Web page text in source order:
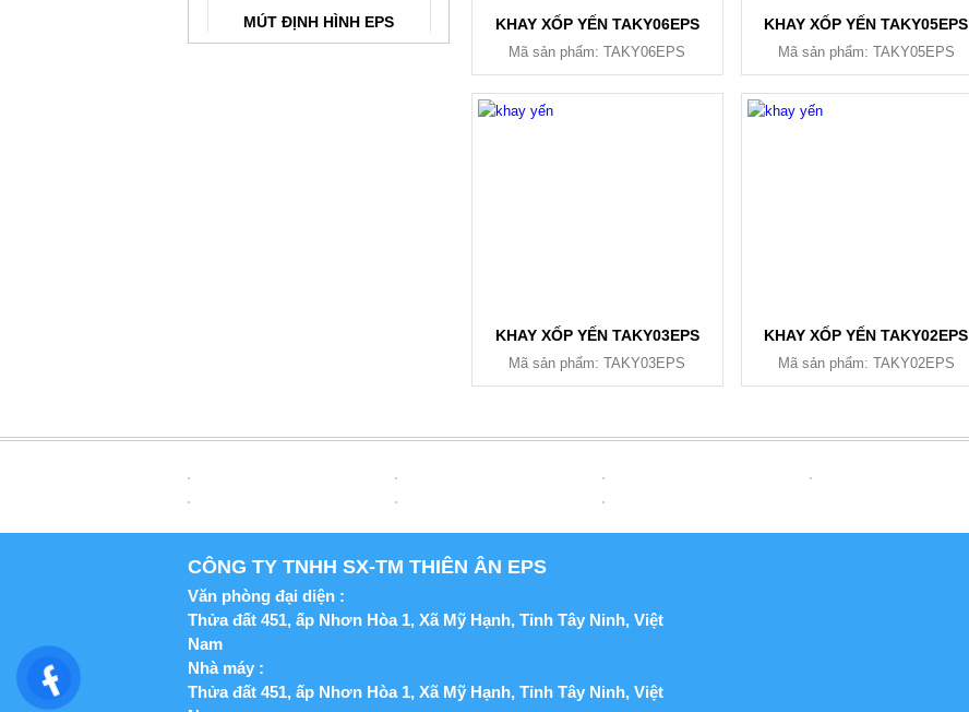
MÚT ĐỊNH HÌNH EPS
KHAY XỐP YẾN TAKY01EPS
Mã sản phẩm: TAKY01EPS
KHAY XỐP YẾN TAKY06EPS
Mã sản phẩm: TAKY06EPS
KHAY XỐP YẾN TAKY05EPS
Mã sản phẩm: TAKY05EPS
KHAY XỐP YẾN TAKY03EPS
Mã sản phẩm: TAKY03EPS
KHAY XỐP YẾN TAKY02EPS
Mã sản phẩm: TAKY02EPS
CÔNG TY TNHH SX-TM THIÊN ÂN EPS
Văn phòng đại diện :
Thửa đất 451, ấp Nhơn Hòa 1, Xã Mỹ Hạnh, Tỉnh Tây Ninh, Việt
Nam
Nhà máy :
Thửa đất 451, ấp Nhơn Hòa 1, Xã Mỹ Hạnh, Tỉnh Tây Ninh, Việt